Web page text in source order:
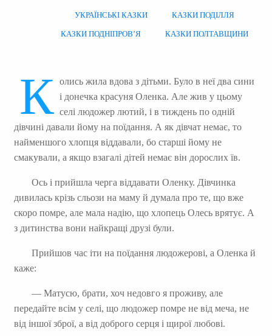
УКРАЇНСЬКІ КАЗКИ КАЗКИ ПОДІЛЛЯ
КАЗКИ ПОДНІПРОВ’Я КАЗКИ ПОЛТАВЩИНИ
К олись жила вдова з дітьми. Було в неї два сини
і донечка красуня Оленка. Але жив у цьому
селі людожер лютий, і в тиждень по одній
дівчині давали йому на поїдання. А як дівчат немає, то
найменшого хлопця віддавали, бо старші йому не
смакували, а якщо взагалі дітей немає він дорослих їв.
Ось і прийшла черга віддавати Оленку. Дівчинка
дивилась крізь сльози на маму й думала про те, що вже
скоро помре, але мала надію, що хлопець Олесь врятує. А
з дитинства вони найкращі друзі були.
Прийшов час іти на поїдання людожерові, а Оленка й
каже:
— Матусю, брати, хоч недовго я проживу, але
передайте всім у селі, що людожер помре не від меча, не
від іншої зброї, а від доброго серця і щирої любові.